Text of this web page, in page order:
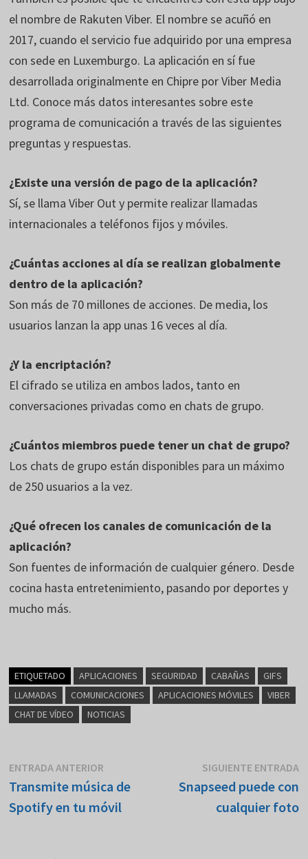
el nombre de Rakuten Viber. El nombre se acuñó en
2017, cuando el servicio fue adquirido por una empresa
con sede en Luxemburgo. La aplicación en sí fue
desarrollada originalmente en Chipre por Viber Media
Ltd. Conoce más datos interesantes sobre este
programa de comunicación a través de las siguientes
preguntas y respuestas.
¿Existe una versión de pago de la aplicación?
Sí, se llama Viber Out y permite realizar llamadas
internacionales a teléfonos fijos y móviles.
¿Cuántas acciones al día se realizan globalmente
dentro de la aplicación?
Son más de 70 millones de acciones. De media, los
usuarios lanzan la app unas 16 veces al día.
¿Y la encriptación?
El cifrado se utiliza en ambos lados, tanto en
conversaciones privadas como en chats de grupo.
¿Cuántos miembros puede tener un chat de grupo?
Los chats de grupo están disponibles para un máximo
de 250 usuarios a la vez.
¿Qué ofrecen los canales de comunicación de la
aplicación?
Son fuentes de información de cualquier género. Desde
cocina hasta entretenimiento, pasando por deportes y
mucho más.
ETIQUETADO APLICACIONES SEGURIDAD CABAÑAS
GIFS
LLAMADAS
COMUNICACIONES APLICACIONES MÓVILES
VIBER
CHAT DE VÍDEO
NOTICIAS
Navegación
de
entradas
ENTRADA ANTERIOR
anterior:
Transmite música de
Spotify en tu móvil
SIGUIENTE ENTRADA
Snapseed puede con
cualquier foto